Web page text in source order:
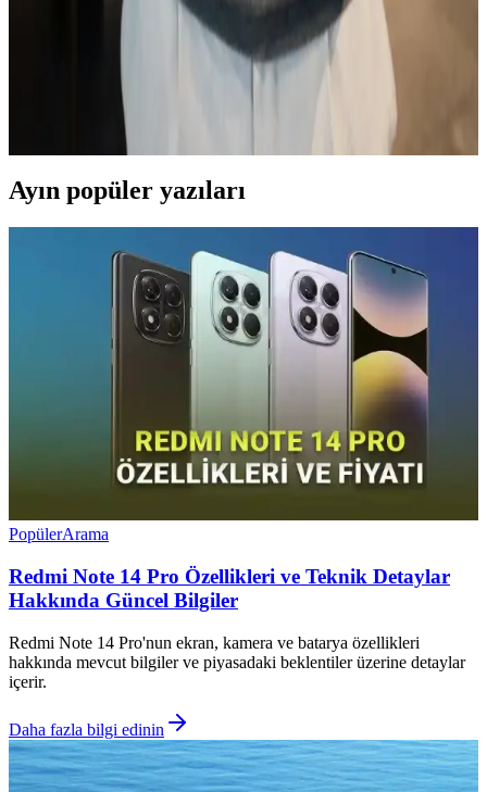
Samsung Galaxy M33 ve S24 FE Karşılaştırması:
Hangi Model Sizin İçin Uygun
Samsung Galaxy M33 ve S24 FE modellerinin tasarım, performans,
kamera ve batarya özelliklerini karşılaştırarak, ihtiyaçlara uygun en
iyi seçeneği belirlemenize yardımcı oluyoruz.
Ayın popüler yazıları
PopülerArama
Redmi Note 14 Pro Özellikleri ve Teknik Detaylar
Hakkında Güncel Bilgiler
Redmi Note 14 Pro'nun ekran, kamera ve batarya özellikleri
hakkında mevcut bilgiler ve piyasadaki beklentiler üzerine detaylar
içerir.
Daha fazla bilgi edinin